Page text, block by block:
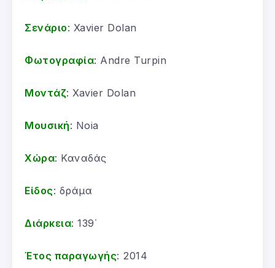
Σενάριο: Xavier Dolan
Φωτογραφία: Andre Turpin
Μοντάζ: Xavier Dolan
Μουσική: Noia
Χώρα: Καναδάς
Είδος: δράμα
Διάρκεια: 139΄
Έτος παραγωγής: 2014